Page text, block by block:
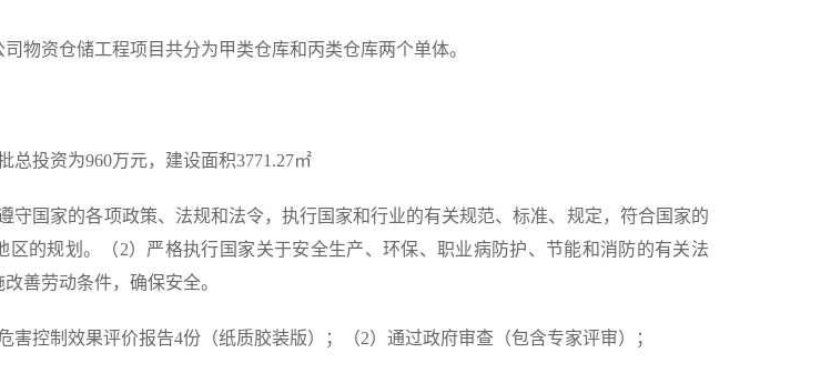
物资仓储工程项目共分为甲类仓库和丙类仓库两个单体。
总投资为960万元，建设面积3771.27㎡
守国家的各项政策、法规和法令，执行国家和行业的有关规范、标准、规定，符合国家的
区的规划。（2）严格执行国家关于安全生产、环保、职业病防护、节能和消防的有关法
善劳动条件，确保安全。
害控制效果评价报告4份（纸质胶装版）；（2）通过政府审查（包含专家评审）；